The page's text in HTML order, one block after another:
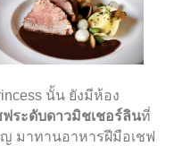
นั้น ยังมีห้อง
ฟระดับดาวมิชเชอร์ลินที่
ญ มาทานอาหารฝีมือเชฟ